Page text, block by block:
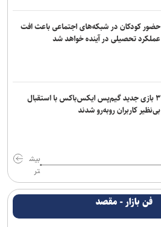
حضور کودکان در شبکه‌های اجتماعی باعث افت
عملکرد تحصیلی در آینده خواهد شد
۳ بازی جدید گیم‌پس ایکس‌باکس با استقبال
بی‌نظیر کاربران روبه‌رو شدند
بیش
تر
فن بازار - مقصد